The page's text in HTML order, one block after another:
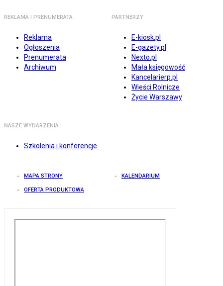
REKLAMA I PRENUMERATA
Reklama
Ogłoszenia
Prenumerata
Archiwum
PARTNERZY
E-kiosk.pl
E-gazety.pl
Nexto.pl
Mała księgowość
Kancelarierp.pl
Wieści Rolnicze
Życie Warszawy
NASZE WYDARZENIA
Szkolenia i konferencje
MAPA STRONY KALENDARIUM
OFERTA PRODUKTOWA